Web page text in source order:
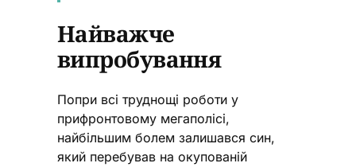
Найважче
випробування
Попри всі труднощі роботи у
прифронтовому мегаполісі,
найбільшим болем залишався син,
який перебував на окупованій